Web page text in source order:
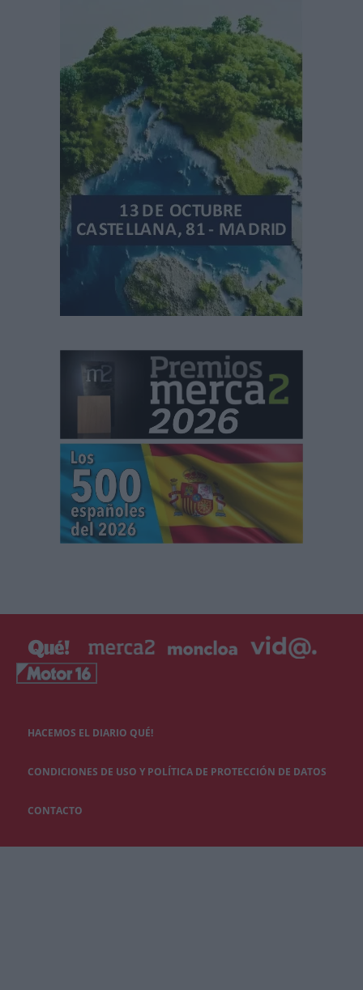
HACEMOS EL DIARIO QUÉ!
CONDICIONES DE USO Y POLÍTICA DE PROTECCIÓN DE DATOS
CONTACTO